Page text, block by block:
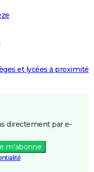
et lycées à proximité
directement par e-
m'abonne